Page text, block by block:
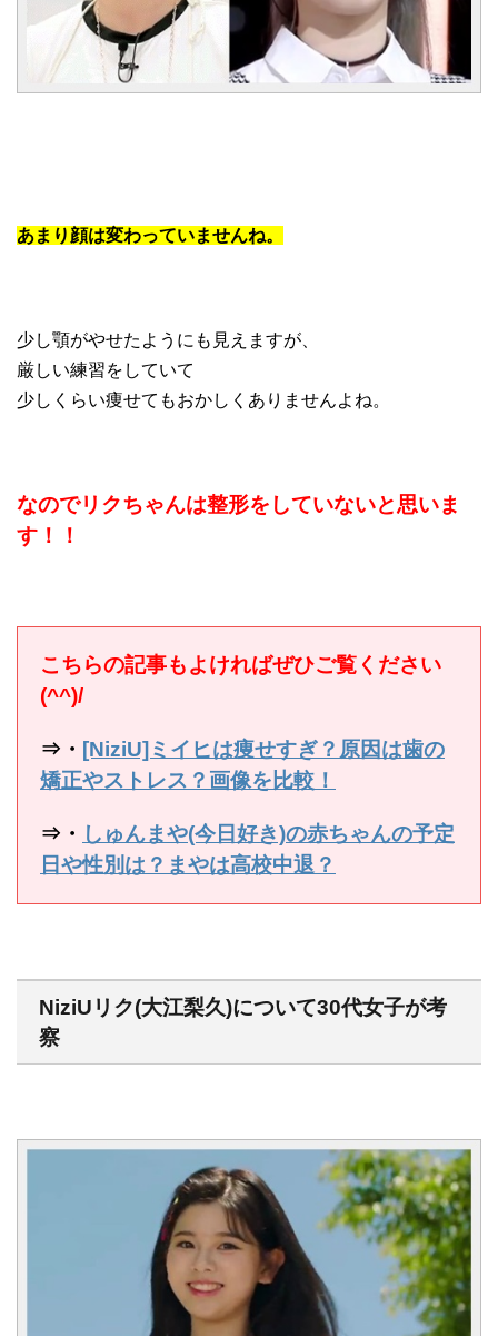
あまり顔は変わっていませんね。
少し顎がやせたようにも見えますが、
厳しい練習をしていて
少しくらい痩せてもおかしくありませんよね。
なのでリクちゃんは整形をしていないと思いま
す！！
こちらの記事もよければぜひご覧ください
(^^)/
⇒・ [NiziU]ミイヒは痩せすぎ？原因は歯の
矯正やストレス？画像を比較！
⇒・ しゅんまや(今日好き)の赤ちゃんの予定
日や性別は？まやは高校中退？
NiziUリク(大江梨久)について30代女子が考
察